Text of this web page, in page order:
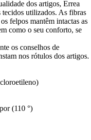
dos artigos, Errea
utilizados. As fibras
felpos mantêm intactas as
como o seu conforto, se
os conselhos de
nos rótulos dos artigos.
(110 °)